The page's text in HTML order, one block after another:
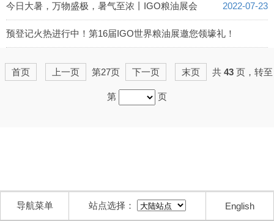
今日大暑，万物盛极，暑气至浓丨IGO粮油展会 2022-07-23
预登记火热进行中！第16届IGO世界粮油展邀您领壕礼！
首页
上一页 第27页 下一页 末页 共 43页，转至
第 页
导航菜单 站点选择： English